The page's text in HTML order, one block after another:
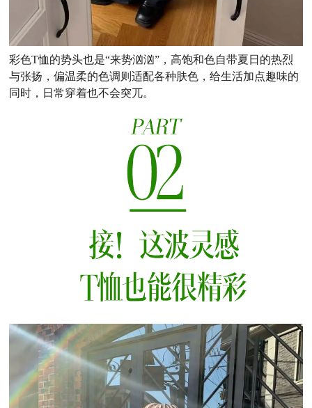
彩色T恤的势头也是“来势汹汹”，高饱和色自带夏日的热烈
与张扬，偏温柔的色调则适配各种肤色，给生活加点趣味的
同时，日常穿着也不会突兀。